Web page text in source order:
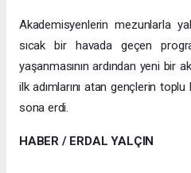
Akademisyenlerin mezunlarla
sıcak bir havada geçen
yaşanmasının ardından yeni bir
ilk adımlarını atan gençlerin
sona erdi.
HABER / ERDAL YALÇIN